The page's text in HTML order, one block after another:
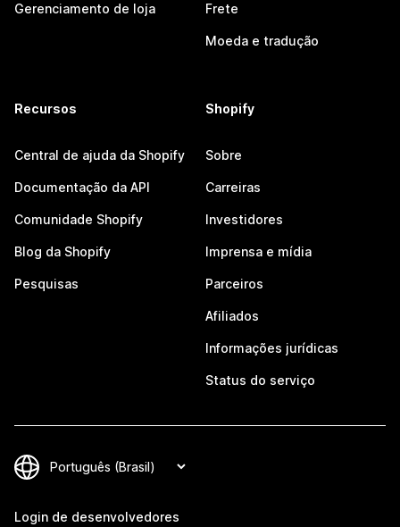
Gerenciamento de loja Frete
Moeda e tradução
Recursos
Central de ajuda da Shopify
Documentação da API
Comunidade Shopify
Blog da Shopify
Pesquisas
Shopify
Sobre
Carreiras
Investidores
Imprensa e mídia
Parceiros
Afiliados
Informações jurídicas
Status do serviço
Login de desenvolvedores